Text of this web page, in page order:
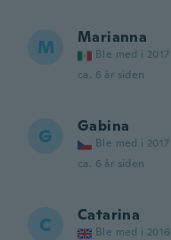
M Marianna
Ble med i 2017
ca. 6 år siden
G Gabina
Ble med i 2017
ca. 6 år siden
C Catarina
Ble med i 2016